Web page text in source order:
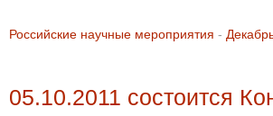
Российские научные мероприятия -
05.10.2011 состоится